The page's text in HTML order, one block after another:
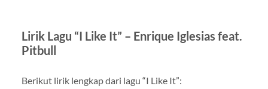
Lirik Lagu “I Like It” – Enrique Iglesias feat.
Pitbull
Berikut lirik lengkap dari lagu “I Like It”: